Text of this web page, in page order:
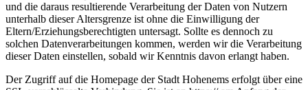
und die daraus resultierende Verarbeitung der Daten von Nutzern
unterhalb dieser Altersgrenze ist ohne die Einwilligung der
Eltern/Erziehungsberechtigten untersagt. Sollte es dennoch zu
solchen Datenverarbeitungen kommen, werden wir die Verarbeitung
dieser Daten einstellen, sobald wir Kenntnis davon erlangt haben.
Der Zugriff auf die Homepage der Stadt Hohenems erfolgt über eine